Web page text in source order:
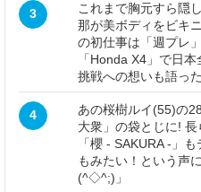
3
これまで胸元すら隠
那が美ボディをビキ
の初仕事は「週プレ
「Honda X4」で日
挑戦への想いも語っ
4
あの桜樹ルイ(55)の
大衆」の袋とじに!
「櫻 - SAKURA -」
もみたい！という声
(^◇^;)」